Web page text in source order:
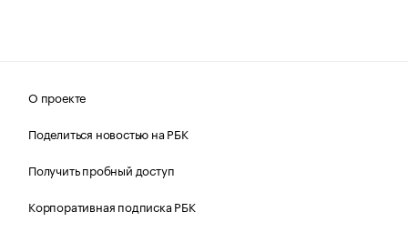
О проекте
Поделиться новостью на РБК
Получить пробный доступ
Корпоративная подписка РБК